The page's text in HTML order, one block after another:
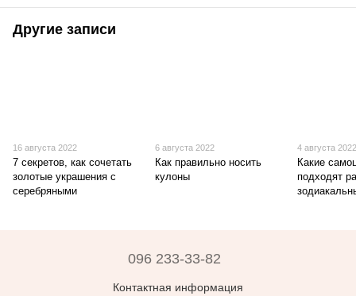
Другие записи
16 августа 2022
7 секретов, как сочетать
золотые украшения с
серебряными
6 августа 2022
Как правильно носить
кулоны
4 августа
Какие
подходят
096 233-33-82
Контактная информация